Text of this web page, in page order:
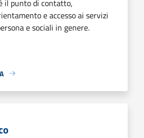
il punto di contatto,
e accesso ai servizi
e sociali in genere.